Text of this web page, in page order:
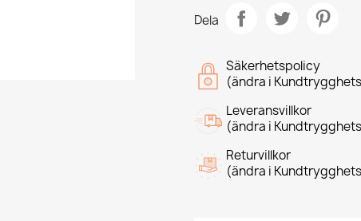
Dela
Säkerhetspolicy
(ändra i
Leveransvillkor
(ändra i
Returvillkor
(ändra i